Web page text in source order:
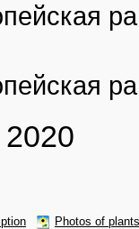
2020
Photos of